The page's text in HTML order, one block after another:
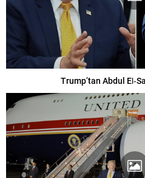
Trump’tan Abdul